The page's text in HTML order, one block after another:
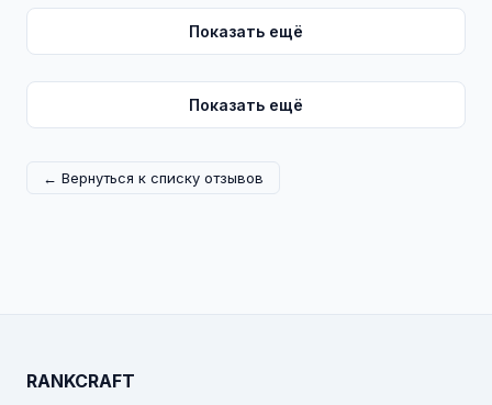
Показать ещё
Показать ещё
← Вернуться к списку отзывов
RANKCRAFT